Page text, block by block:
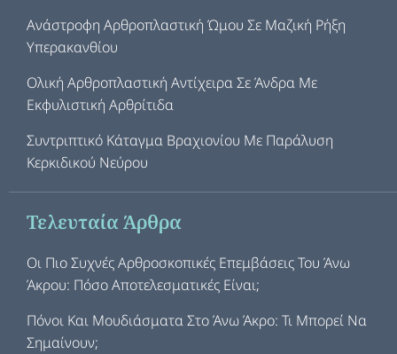
Ανάστροφη Αρθροπλαστική Ώμου Σε Μαζική Ρήξη
Υπερακανθίου
Ολική Αρθροπλαστική Αντίχειρα Σε Άνδρα Με
Εκφυλιστική Αρθρίτιδα
Συντριπτικό Κάταγμα Βραχιονίου Με Παράλυση
Κερκιδικού Νεύρου
Τελευταία Άρθρα
Οι Πιο Συχνές Αρθροσκοπικές Επεμβάσεις Του Άνω
Άκρου: Πόσο Αποτελεσματικές Είναι;
Πόνοι Και Μουδιάσματα Στο Άνω Άκρο: Τι Μπορεί Να
Σημαίνουν;